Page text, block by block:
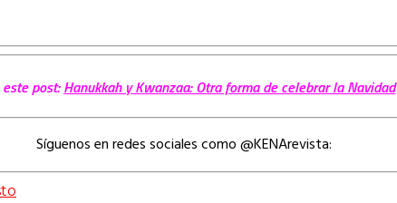
post:Hanukkah y Kwanzaa: Otra forma de celebrar la Navidad
Síguenos en redes sociales como @KENArevista: